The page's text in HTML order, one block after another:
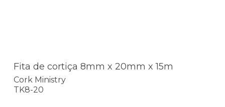
Fita de cortiça 8mm x 20mm x 15m
Cork Ministry
TK8-20